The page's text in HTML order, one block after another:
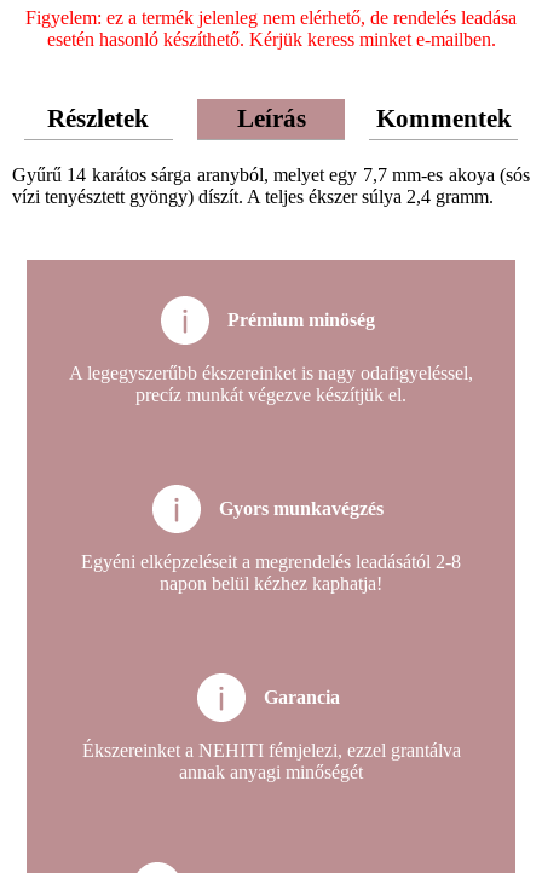
Figyelem: ez a termék jelenleg nem elérhető, de rendelés leadása
esetén hasonló készíthető. Kérjük keress minket e-mailben.
Részletek Leírás Kommentek
Gyűrű 14 karátos sárga aranyból, melyet egy 7,7 mm-es akoya (sós
vízi tenyésztett gyöngy) díszít. A teljes ékszer súlya 2,4 gramm.
Prémium minöség
A legegyszerűbb ékszereinket is nagy odafigyeléssel,
precíz munkát végezve készítjük el.
Gyors munkavégzés
Egyéni elképzeléseit a megrendelés leadásától 2-8
napon belül kézhez kaphatja!
Garancia
Ékszereinket a NEHITI fémjelezi, ezzel grantálva
annak anyagi minőségét